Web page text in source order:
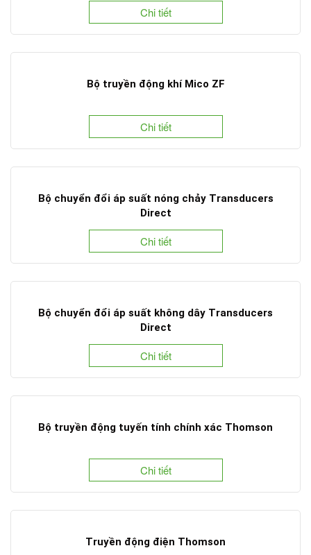
Chi tiết
Bộ truyền động khí Mico ZF
Chi tiết
Bộ chuyển đổi áp suất nóng chảy Transducers
Direct
Chi tiết
Bộ chuyển đổi áp suất không dây Transducers
Direct
Chi tiết
Bộ truyền động tuyến tính chính xác Thomson
Chi tiết
Truyền động điện Thomson